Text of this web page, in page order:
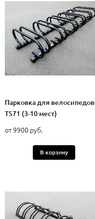
Парковка для велосипедов
TS71 (3-10 мест)
от 9900 руб.
В корзину